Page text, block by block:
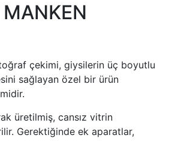
çekimi, giysilerin üç boyutlu
sağlayan özel bir ürün
üretilmiş, cansız vitrin
Gerektiğinde ek aparatlar,